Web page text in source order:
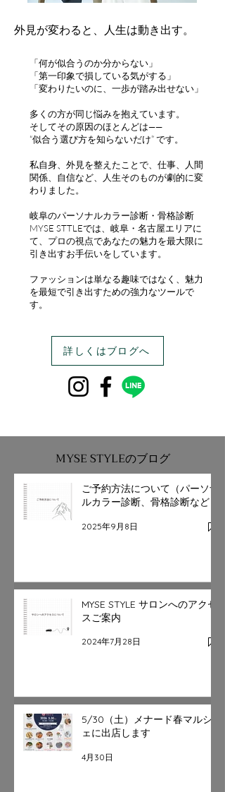
外見が変わると、人生は動き出す。
​「何が似合うのか分からない」
「第一印象で損している気がする」
「変わりたいのに、一歩が踏み出せない」
多くの方が同じ悩みを抱えています。
そしてその原因のほとんどは——
“似合う選び方を知らないだけ” です。
私自身、外見を整えたことで、仕事、人間
関係、自信など、人生そのものが劇的に変
わりました。
岐阜のパーソナルカラー診断・骨格診断
MYSE STTLEでは、岐阜・名古屋エリアに
て、プロの視点であなたの魅力を最大限に
引き出すお手伝いをしています。
ファッションは単なる趣味ではなく、魅力
を最短で引き出すための強力なツールで
す。
詳しくはブログへ
MYSE STYLEのブログ
ご予約方法について（パーソナ
ルカラー診断、骨格診断など）
2025年9月8日
MYSE STYLE サロンへのアクセ
スご案内
2024年7月28日
5/30（土）メナード春マルシ
ェに出店します
4月30日